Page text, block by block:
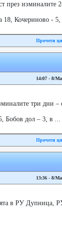
изминалите
Кочериново - 5,
Прочети
14:07 - 8/
три дни –
Бобов дол – 3, в ...
Прочети
13:36 - 8/
в РУ Дупница,